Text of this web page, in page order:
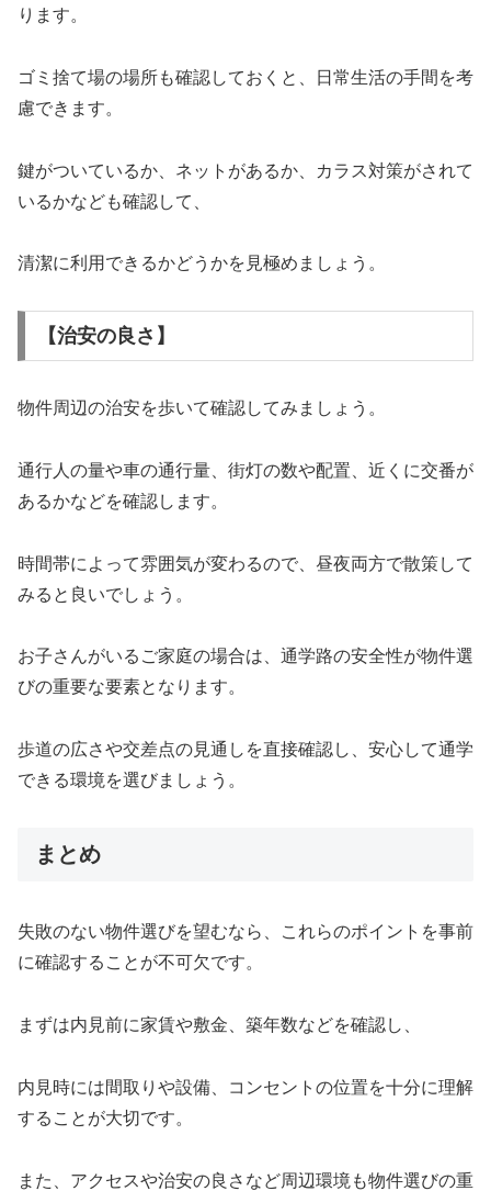
ります。
ゴミ捨て場の場所も確認しておくと、日常生活の手間を考
慮できます。
鍵がついているか、ネットがあるか、カラス対策がされて
いるかなども確認して、
清潔に利用できるかどうかを見極めましょう。
【治安の良さ】
物件周辺の治安を歩いて確認してみましょう。
通行人の量や車の通行量、街灯の数や配置、近くに交番が
あるかなどを確認します。
時間帯によって雰囲気が変わるので、昼夜両方で散策して
みると良いでしょう。
お子さんがいるご家庭の場合は、通学路の安全性が物件選
びの重要な要素となります。
歩道の広さや交差点の見通しを直接確認し、安心して通学
できる環境を選びましょう。
まとめ
失敗のない物件選びを望むなら、これらのポイントを事前
に確認することが不可欠です。
まずは内見前に家賃や敷金、築年数などを確認し、
内見時には間取りや設備、コンセントの位置を十分に理解
することが大切です。
また、アクセスや治安の良さなど周辺環境も物件選びの重